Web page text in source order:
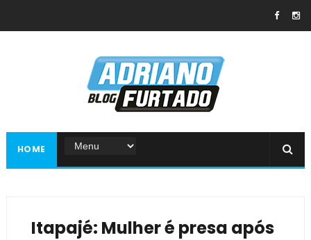
HOME
Itapajé: Mulher é presa após